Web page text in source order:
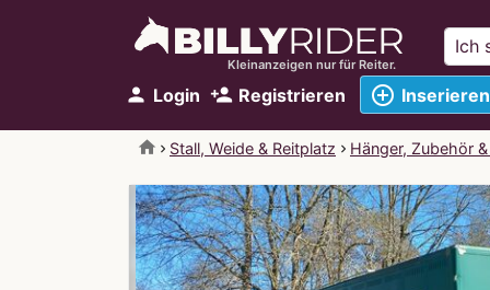
Kleinanzeigen nur für Reiter.
person Login person_add Registrieren add_circle_outline Inserieren
home Stall, Weide & Reitplatz Hänger, Zubehör